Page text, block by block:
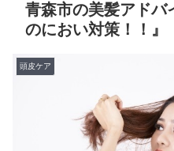
青森市の美髪アドバ
のにおい対策！！』
頭皮ケア